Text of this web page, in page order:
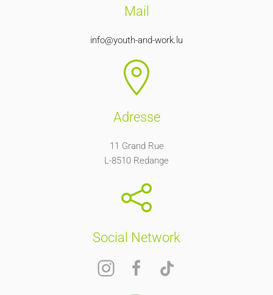
Mail
info@youth-and-work.lu
Adresse
11 Grand Rue
L-8510 Redange
Social Network